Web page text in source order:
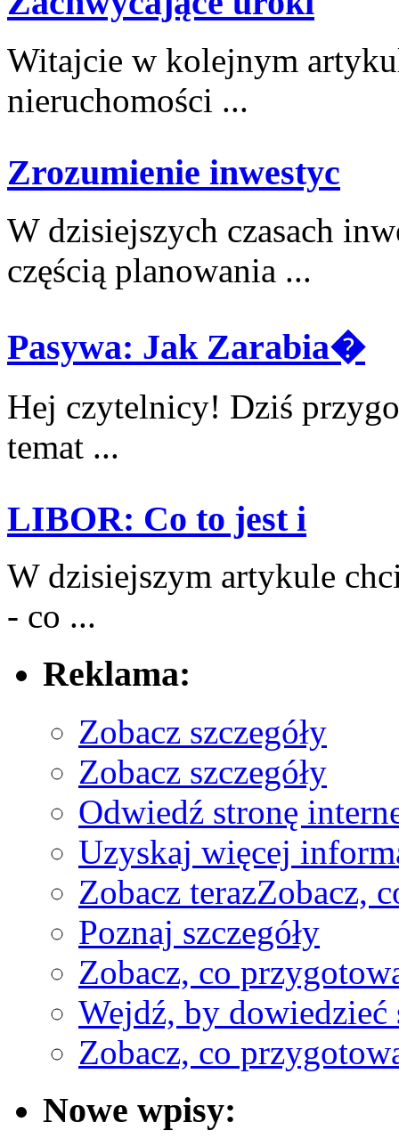
Witajcie w kolejnym‍
nieruchomości ...
Zrozumienie inwestyc
W dzisiejszych ⁢czasach
‍częścią planowania ...
Pasywa: Jak Zarabia�
Hej⁢ czytelnicy! Dziś
temat⁢ ...
LIBOR: Co to jest i
W dzisiejszym artykule
- co⁤ ...
Reklama:
Zobacz szczegóły
Zobacz szczegóły
Odwiedź stronę
Uzyskaj więcej
Zobacz terazZobacz,
Poznaj szczegóły
Zobacz, co
Wejdź, by dowiedzieć
Zobacz, co
Nowe wpisy: